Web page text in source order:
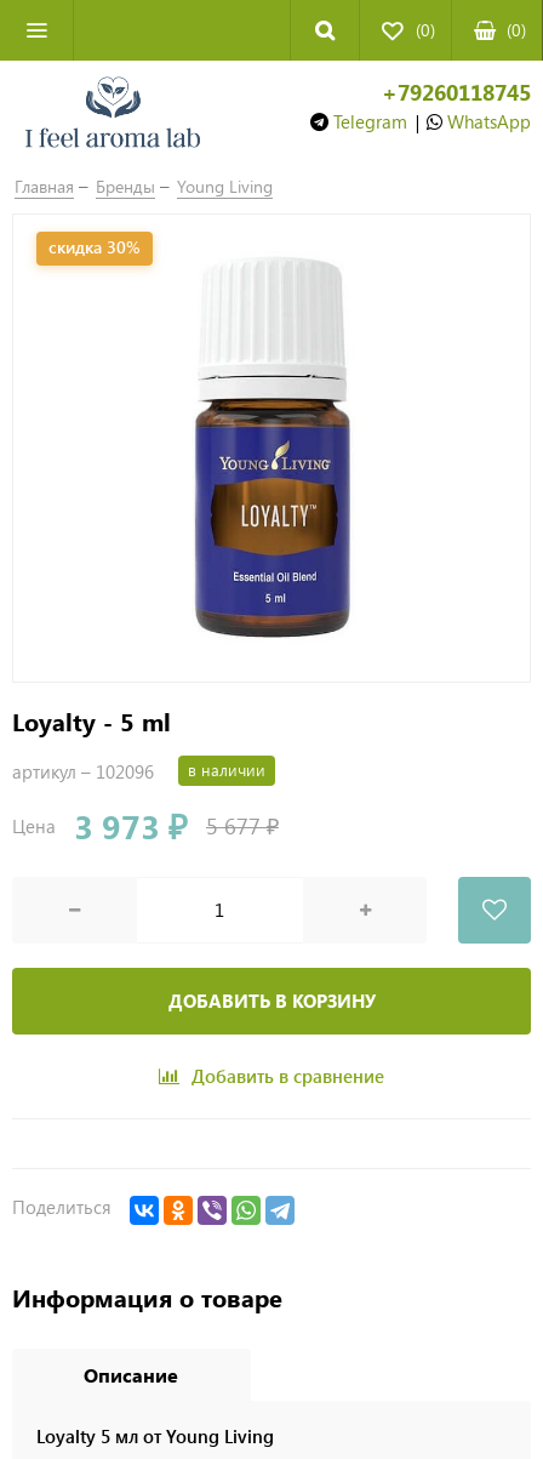
(0) (0)
+79260118745
Telegram | WhatsApp
Главная Бренды Young Living
скидка 30%
Loyalty - 5 ml
артикул – 102096 в наличии
Цена 3 973 ₽ 5 677 ₽
ДОБАВИТЬ В КОРЗИНУ
Добавить в сравнение
Поделиться
Информация о товаре
Описание
Loyalty 5 мл от Young Living